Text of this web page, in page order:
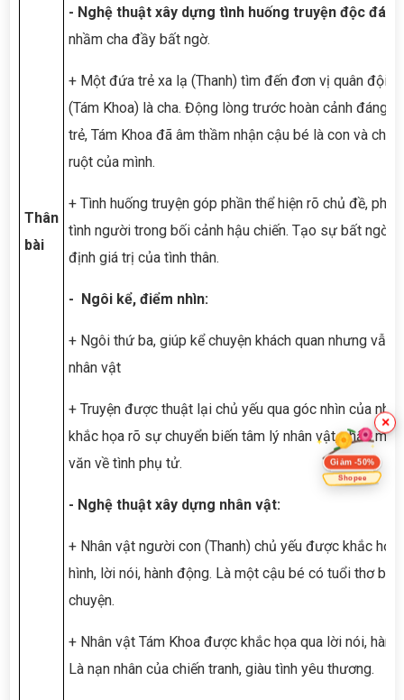
Thân
bài
- Nghệ thuật xây dựng tình huống truyện độc đáo:
nhầm cha đầy bất ngờ.
+ Một đứa trẻ xa lạ (Thanh) tìm đến đơn vị quân đội,
(Tám Khoa) là cha. Động lòng trước hoàn cảnh đáng
trẻ, Tám Khoa đã âm thầm nhận cậu bé là con và
ruột của mình.
+ Tình huống truyện góp phần thể hiện rõ chủ đề,
tình người trong bối cảnh hậu chiến. Tạo sự bất ngờ,
định giá trị của tình thân.
- Ngôi kể, điểm nhìn:
+ Ngôi thứ ba, giúp kể chuyện khách quan nhưng vẫn
nhân vật
+ Truyện được thuật lại chủ yếu qua góc nhìn của
khắc họa rõ sự chuyển biến tâm lý nhân vật, nhấn
văn về tình phụ tử.
- Nghệ thuật xây dựng nhân vật:
+ Nhân vật người con (Thanh) chủ yếu được khắc
hình, lời nói, hành động. Là một cậu bé có tuổi thơ bất
chuyện.
+ Nhân vật Tám Khoa được khắc họa qua lời nói,
Là nạn nhân của chiến tranh, giàu tình yêu thương.
×
Giảm -50%
Shopee